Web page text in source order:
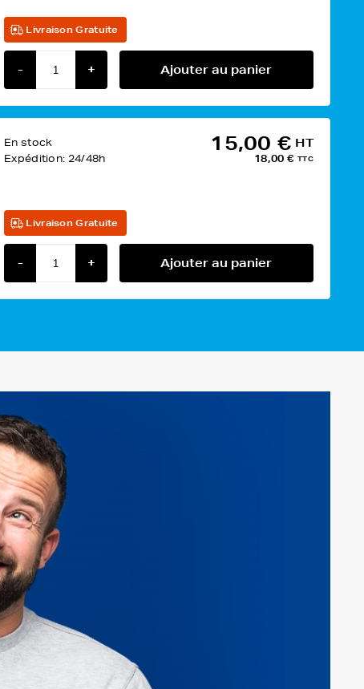
Livraison Gratuite
- + Ajouter au panier
En stock
Expédition: 24/48h
15,00 € HT
18,00 € TTC
Livraison Gratuite
- + Ajouter au panier